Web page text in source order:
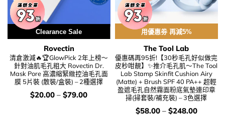
Clearance Sale
Rovectin
清倉激減🔥🏆GlowPick 2年上榜～
針對油肌毛孔粗大 Rovectin Dr.
Mask Pore 高濃縮緊緻控油毛孔面
膜 5片裝 (散裝/盒裝) – 2種選擇
價
錢：
$20.00 – $79.00
用優惠劵 再減5%
The Tool Lab
優惠碼再95折!【30秒毛孔好似做完
皮秒咁靚】✨推介毛孔肌～The Tool
Lab Stamp Skinfit Cushion Airy
(Matte) + Brush SPF 40 PA++ 超輕
盈遮毛孔自然霧面粉底氣墊連印章
掃(掃套裝/補充裝) – 3色選擇
價
錢：
$58.00– $248.00